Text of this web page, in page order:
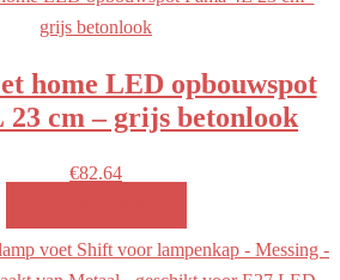
home LED opbouwspot
23 cm – grijs betonlook
€82.64